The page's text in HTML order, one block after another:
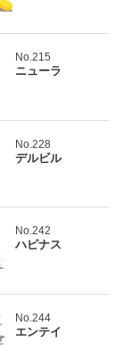
No.215
ニューラ
No.228
デルビル
No.242
ハピナス
No.244
エンテイ